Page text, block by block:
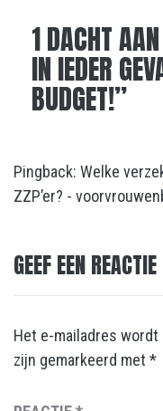
1 DACHT
IN IEDER
BUDGET!”
Pingback: Welke
ZZP’er? -
GEEF EEN REACTIE
Het e-mailadres
zijn gemarkeerd met *